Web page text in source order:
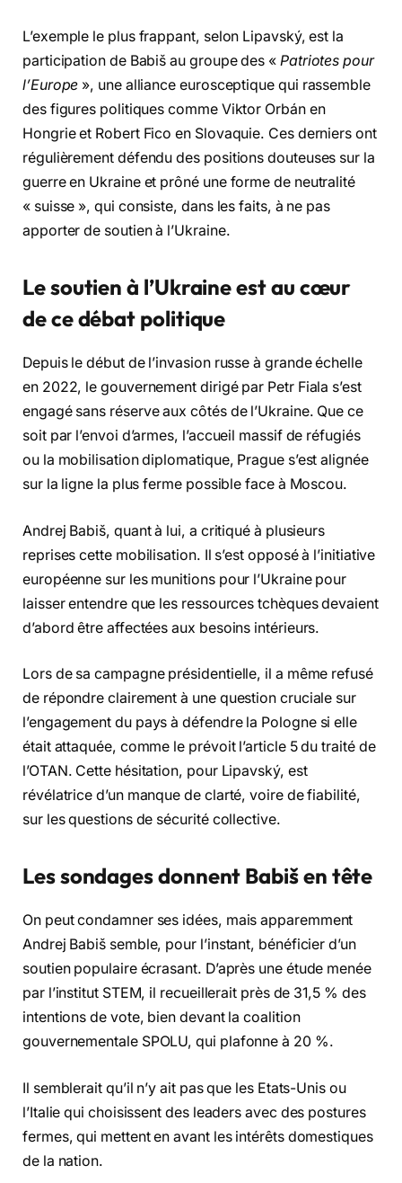
L’exemple le plus frappant, selon Lipavský, est la
participation de Babiš au groupe des «Patriotes pour
l’Europe », une alliance eurosceptique qui rassemble
des figures politiques comme Viktor Orbán en
Hongrie et Robert Fico en Slovaquie. Ces derniers ont
régulièrement défendu des positions douteuses sur la
guerre en Ukraine et prôné une forme de neutralité
« suisse », qui consiste, dans les faits, à ne pas
apporter de soutien à l’Ukraine.
Le soutien à l’Ukraine est au cœur
de ce débat politique
Depuis le début de l’invasion russe à grande échelle
en 2022, le gouvernement dirigé par Petr Fiala s’est
engagé sans réserve aux côtés de l’Ukraine. Que ce
soit par l’envoi d’armes, l’accueil massif de réfugiés
ou la mobilisation diplomatique, Prague s’est alignée
sur la ligne la plus ferme possible face à Moscou.
Andrej Babiš, quant à lui, a critiqué à plusieurs
reprises cette mobilisation. Il s’est opposé à l’initiative
européenne sur les munitions pour l’Ukraine pour
laisser entendre que les ressources tchèques devaient
d’abord être affectées aux besoins intérieurs.
Lors de sa campagne présidentielle, il a même refusé
de répondre clairement à une question cruciale sur
l’engagement du pays à défendre la Pologne si elle
était attaquée, comme le prévoit l’article 5 du traité de
l’OTAN. Cette hésitation, pour Lipavský, est
révélatrice d’un manque de clarté, voire de fiabilité,
sur les questions de sécurité collective.
Les sondages donnent Babiš en tête
On peut condamner ses idées, mais apparemment
Andrej Babiš semble, pour l’instant, bénéficier d’un
soutien populaire écrasant. D’après une étude menée
par l’institut STEM, il recueillerait près de 31,5 % des
intentions de vote, bien devant la coalition
gouvernementale SPOLU, qui plafonne à 20 %.
Il semblerait qu’il n’y ait pas que les Etats-Unis ou
l’Italie qui choisissent des leaders avec des postures
fermes, qui mettent en avant les intérêts domestiques
de la nation.